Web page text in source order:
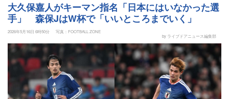
大久保嘉人がキーマン指名「日本にはいなかった選
手」 森保JはW杯で「いいところまでいく」
2026年5月16日 6時50分
写真：FOOTBALL ZONE
by ライブドアニュース編集部